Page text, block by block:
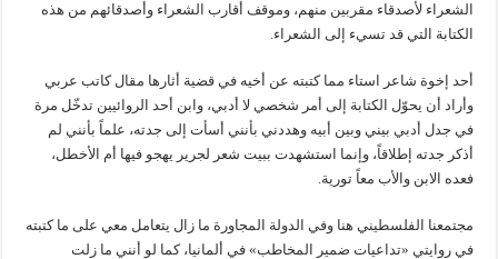
الشعراء لأصدقاء مقربين منهم، وموقف أقارب الشعراء وأصدقائهم من هذه
الكتابة التي قد تسيء إلى الشعراء.
أحد إخوة شاعر استاء مما كتبته عن أخيه في قضية أثارها مقال كاتب عربي
وأراد أن يحوّل الكتابة إلى أمر شخصي لا أدبي، وابن أحد الروائيين تدخّل مرة
في جدل أدبي بيني وبين أبيه وهددني بأنني أسأت إلى جدته، علماً بأنني لم
أذكر جدته إطلاقاً، وإنما استشهدت ببيت شعر لجرير يهجو فيها أم الأخطل،
فعده الابن والأب معاً تورية.
مجتمعنا الفلسطيني هنا وفي الدولة المجاورة ما زال يتعامل معي على ما كتبته
في روايتي «تداعيات ضمير المخاطب» في ألمانيا، كما لو أنني ما زلت